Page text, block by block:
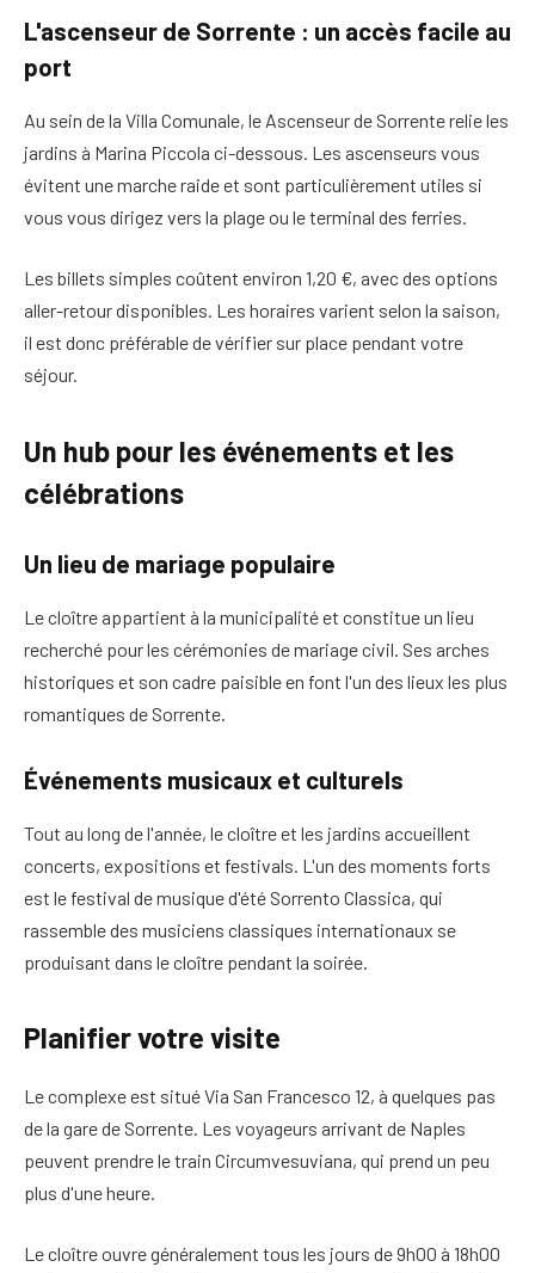
L'ascenseur de Sorrente : un accès facile au
port
Au sein de la Villa Comunale, le Ascenseur de Sorrenterelie les
jardins à Marina Piccola ci-dessous. Les ascenseurs vous
évitent une marche raide et sont particulièrement utiles si
vous vous dirigez vers la plage ou le terminal des ferries.
Les billets simples coûtent environ 1,20 €, avec des options
aller-retour disponibles. Les horaires varient selon la saison,
il est donc préférable de vérifier sur place pendant votre
séjour.
Un hub pour les événements et les
célébrations
Un lieu de mariage populaire
Le cloître appartient à la municipalité et constitue un lieu
recherché pour les cérémonies de mariage civil. Ses arches
historiques et son cadre paisible en font l'un des lieux les plus
romantiques de Sorrente.
Événements musicaux et culturels
Tout au long de l'année, le cloître et les jardins accueillent
concerts, expositions et festivals. L'un des moments forts
est le festival de musique d'été Sorrento Classica, qui
rassemble des musiciens classiques internationaux se
produisant dans le cloître pendant la soirée.
Planifier votre visite
Le complexe est situé Via San Francesco 12, à quelques pas
de la gare de Sorrente. Les voyageurs arrivant de Naples
peuvent prendre le train Circumvesuviana, qui prend un peu
plus d'une heure.
Le cloître ouvre généralement tous les jours de 9h00 à 18h00